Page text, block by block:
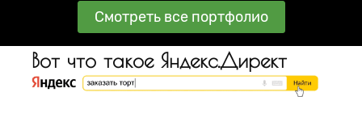
Смотреть все портфолио
Вот что такое Яндекс.Директ